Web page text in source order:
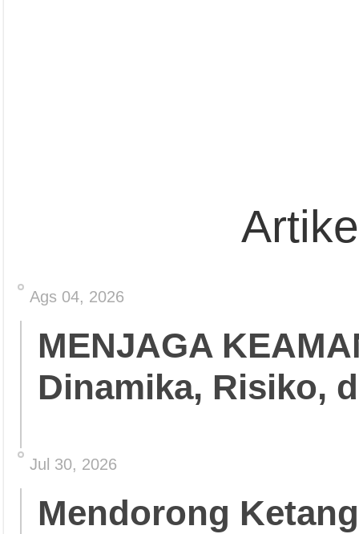
Ags 04, 2026
MENJAGA
Dinamika, Risiko,
Jul 30, 2026
Mendorong